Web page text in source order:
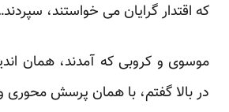
که اقتدار گرایان می خواستند،
موسوی و کروبی که آمدند، همان
در بالا گفتم، با همان پرسش محوری